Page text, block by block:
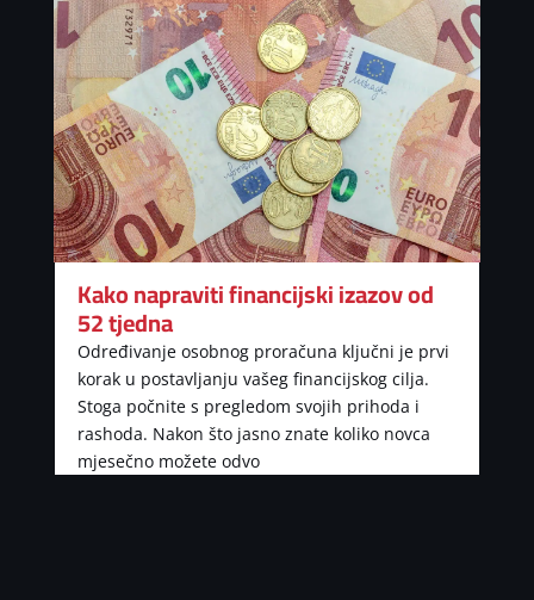
Kako napraviti financijski izazov od
52 tjedna
Određivanje osobnog proračuna ključni je prvi
korak u postavljanju vašeg financijskog cilja.
Stoga počnite s pregledom svojih prihoda i
rashoda. Nakon što jasno znate koliko novca
mjesečno možete odvo